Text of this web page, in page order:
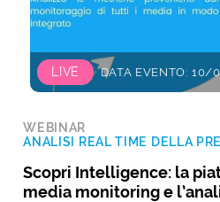
LIVE DATA EVENTO: 10/
WEBINAR
ANALISI REAL TIME DELLA
Scopri Intelligence: la
media monitoring e